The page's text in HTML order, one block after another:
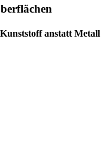
anstatt Metall